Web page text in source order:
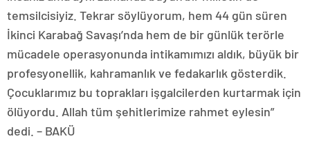
temsilcisiyiz. Tekrar söylüyorum, hem 44 gün süren
İkinci Karabağ Savaşı’nda hem de bir günlük terörle
mücadele operasyonunda intikamımızı aldık, büyük bir
profesyonellik, kahramanlık ve fedakarlık gösterdik.
Çocuklarımız bu toprakları işgalcilerden kurtarmak için
ölüyordu. Allah tüm şehitlerimize rahmet eylesin”
dedi. – BAKÜ